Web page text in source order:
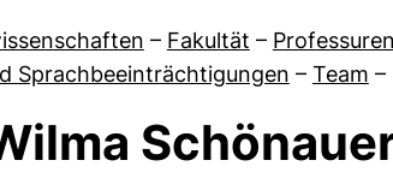
– Fakultät – Professuren
Sprachbeeinträchtigungen – Team –